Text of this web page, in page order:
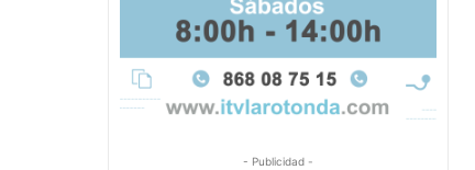
- Publicidad -